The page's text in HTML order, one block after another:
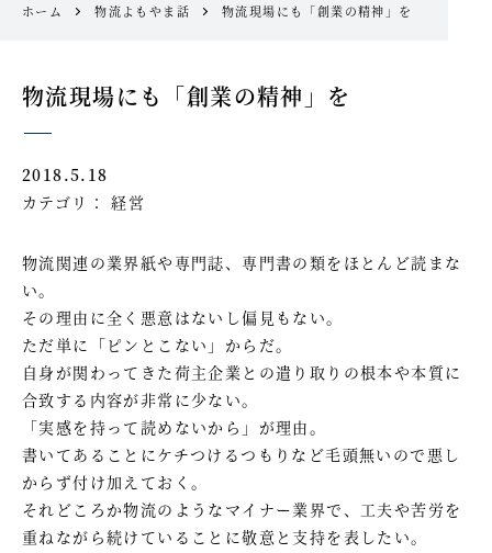
ホーム 物流よもやま話 物流現場にも「創業の精神」を
物流現場にも「創業の精神」を
2018.5.18
カテゴリ：経営
物流関連の業界紙や専門誌、専門書の類をほとんど読まな
い。
その理由に全く悪意はないし偏見もない。
ただ単に「ピンとこない」からだ。
自身が関わってきた荷主企業との遣り取りの根本や本質に
合致する内容が非常に少ない。
「実感を持って読めないから」が理由。
書いてあることにケチつけるつもりなど毛頭無いので悪し
からず付け加えておく。
それどころか物流のようなマイナー業界で、工夫や苦労を
重ねながら続けていることに敬意と支持を表したい。